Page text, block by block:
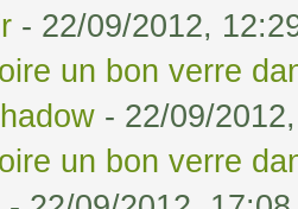
- 22/09/2012,
un bon verre
- 22/09/
un bon verre